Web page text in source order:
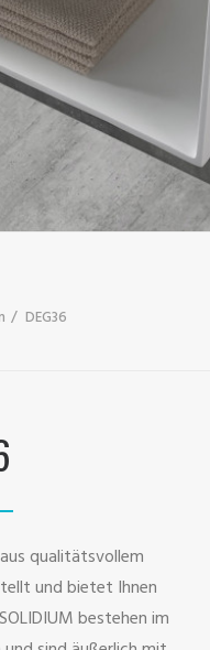
DEG36
qualitätsvollem
und bietet Ihnen
bestehen im